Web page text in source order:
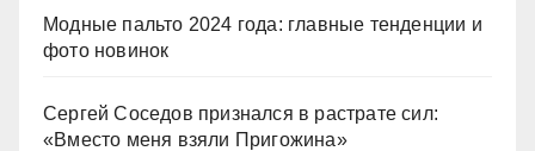
Модные пальто 2024 года: главные тенденции и
фото новинок
Сергей Соседов признался в растрате сил:
«Вместо меня взяли Пригожина»